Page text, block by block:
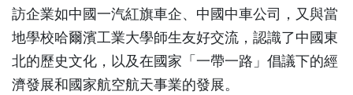
訪企業如中國一汽紅旗車企、中國中車公司，又與當
地學校哈爾濱工業大學師生友好交流，認識了中國東
北的歷史文化，以及在國家「一帶一路」倡議下的經
濟發展和國家航空航天事業的發展。